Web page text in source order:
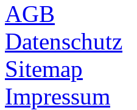
AGB
Datenschutz
Sitemap
Impressum